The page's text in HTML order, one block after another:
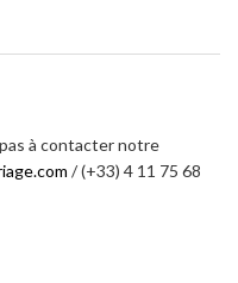
à contacter notre
/ (+33) 4 11 75 68